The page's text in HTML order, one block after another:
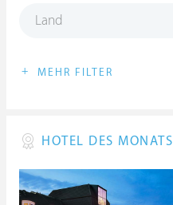
Land
+ MEHR FILTER
HOTEL DES MONATS